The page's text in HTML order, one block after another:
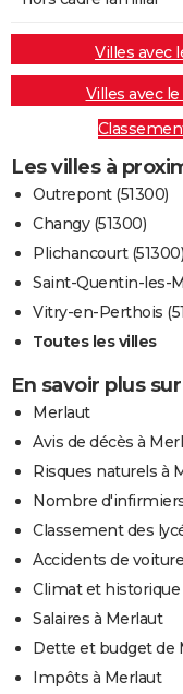
Villes avec
Villes avec
Les villes à
Outrepont (51300)
Changy (51300)
Plichancourt (51300)
Saint-Quentin-les-
Vitry-en-Perthois
Toutes les villes
En savoir plus
Merlaut
Avis de décès à
Risques naturels à
Nombre
Classement des
Accidents de
Climat et
Salaires à Merlaut
Dette et budget de
Impôts à Merlaut